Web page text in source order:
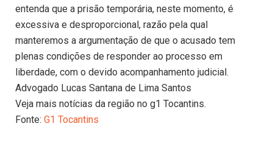
entenda que a prisão temporária, neste momento, é
excessiva e desproporcional, razão pela qual
manteremos a argumentação de que o acusado tem
plenas condições de responder ao processo em
liberdade, com o devido acompanhamento judicial.
Advogado Lucas Santana de Lima Santos
Veja mais notícias da região no g1 Tocantins.
Fonte: G1 Tocantins